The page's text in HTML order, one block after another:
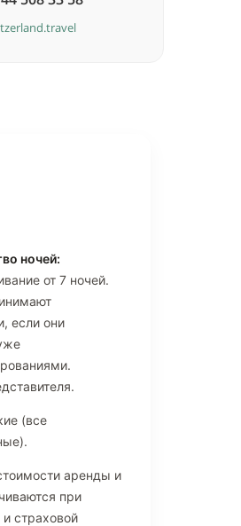
ночей:
от 7 ночей.
если они
(все
аренды и
при
страховой